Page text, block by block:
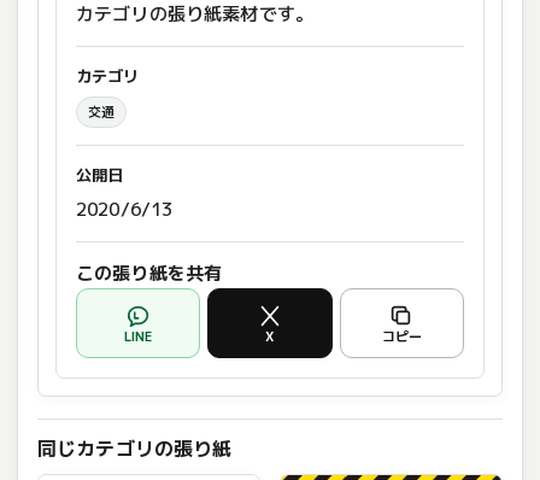
カテゴリの張り紙素材です。
カテゴリ
交通
公開日
2020/6/13
この張り紙を共有
LINE X コピー
同じカテゴリの張り紙